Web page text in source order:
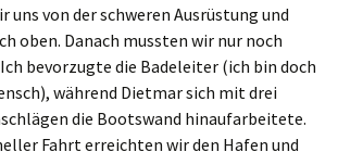
uns von der schweren Ausrüstung und
oben. Danach mussten wir nur noch
bevorzugte die Badeleiter (ich bin doch
während Dietmar sich mit drei
die Bootswand hinaufarbeitete.
Fahrt erreichten wir den Hafen und